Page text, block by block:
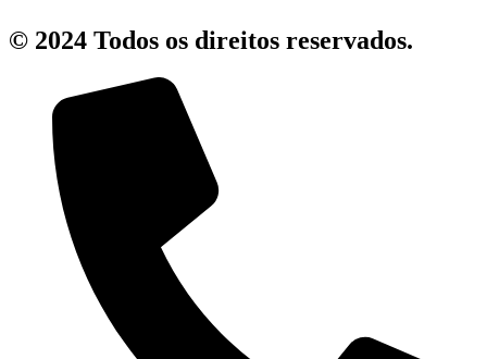
© 2024 Todos os direitos reservados.